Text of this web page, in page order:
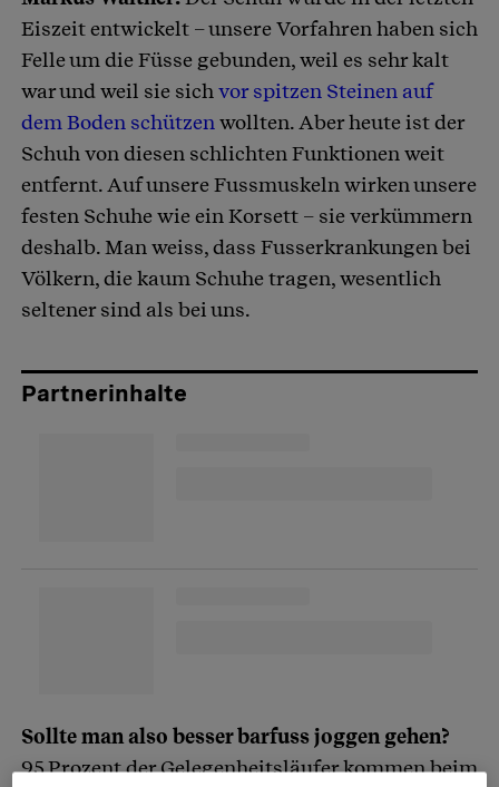
Eiszeit entwickelt – unsere Vorfahren haben sich
Felle um die Füsse gebunden, weil es sehr kalt
war und weil sie sichvor spitzen Steinen auf
dem Boden schützenwollten. Aber heute ist der
Schuh von diesen schlichten Funktionen weit
entfernt. Auf unsere Fussmuskeln wirken unsere
festen Schuhe wie ein Korsett – sie verkümmern
deshalb. Man weiss, dass Fusserkrankungen bei
Völkern, die kaum Schuhe tragen, wesentlich
seltener sind als bei uns.
Partnerinhalte
Sollte man also besser barfuss joggen gehen?
95 Prozent der Gelegenheitsläufer kommen beim